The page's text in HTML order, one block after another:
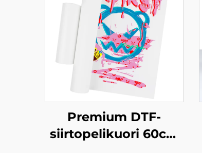
Premium DTF-
siirtopelikuori 60cm